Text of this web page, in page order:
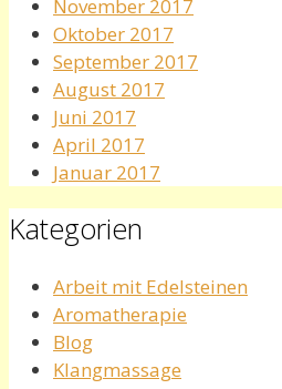
November 2017
Oktober 2017
September 2017
August 2017
Juni 2017
April 2017
Januar 2017
Kategorien
Arbeit mit Edelsteinen
Aromatherapie
Blog
Klangmassage